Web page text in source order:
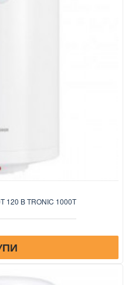
120 B TRONIC 1000T